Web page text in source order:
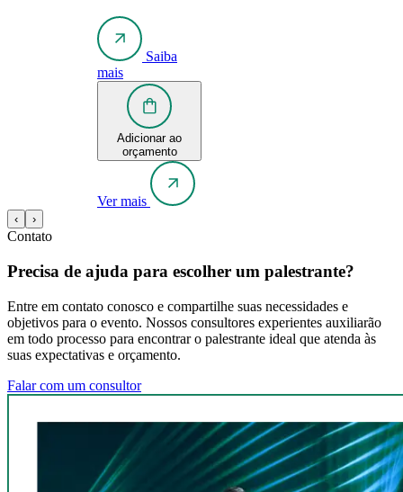
Saiba
mais
Adicionar ao
orçamento
Ver mais
‹ ›
Contato
Precisa de ajuda para escolher um palestrante?
Entre em contato conosco e compartilhe suas necessidades e
objetivos para o evento. Nossos consultores experientes auxiliarão
em todo processo para encontrar o palestrante ideal que atenda às
suas expectativas e orçamento.
Falar com um consultor